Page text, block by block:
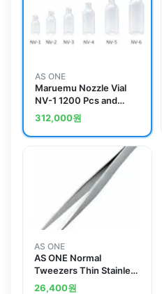
AS ONE
Maruemu Nozzle Vial
NV-1 1200 Pcs and
others
312,000원
AS ONE
AS ONE Normal
Tweezers Thin Stainless
Steeland others
26,400원